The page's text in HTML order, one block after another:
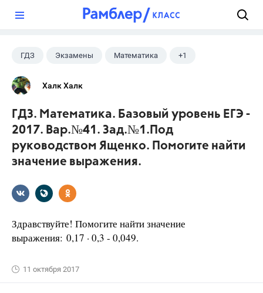
ГДЗ Экзамены Математика +1
Ященко И.В.
Халк Халк
ГДЗ. Математика. Базовый уровень ЕГЭ -
2017. Вар.№41. Зад.№1.Под
руководством Ященко. Помогите найти
значение выражения.
Здравствуйте! Помогите найти значение
выражения: 0,17 · 0,3 - 0,049.
11 октября 2017